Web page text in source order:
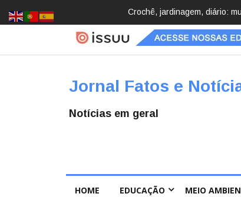
Brasil registra 84,2 mil
Jornal Fatos e
Notícias em geral
HOME EDUCAÇÃO MEIO